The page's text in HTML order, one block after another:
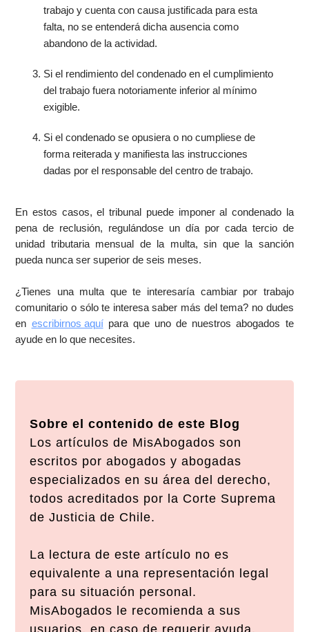
trabajo y cuenta con causa justificada para esta
falta, no se entenderá dicha ausencia como
abandono de la actividad.
Si el rendimiento del condenado en el cumplimiento
del trabajo fuera notoriamente inferior al mínimo
exigible.
Si el condenado se opusiera o no cumpliese de
forma reiterada y manifiesta las instrucciones
dadas por el responsable del centro de trabajo.
En estos casos, el tribunal puede imponer al condenado la
pena de reclusión, regulándose un día por cada tercio de
unidad tributaria mensual de la multa, sin que la sanción
pueda nunca ser superior de seis meses.
¿Tienes una multa que te interesaría cambiar por trabajo
comunitario o sólo te interesa saber más del tema? no dudes
en escribirnos aquípara que uno de nuestros abogados te
ayude en lo que necesites.
Sobre el contenido de este Blog
Los artículos de MisAbogados son
escritos por abogados y abogadas
especializados en su área del derecho,
todos acreditados por la Corte Suprema
de Justicia de Chile.
La lectura de este artículo no es
equivalente a una representación legal
para su situación personal.
MisAbogados le recomienda a sus
usuarios, en caso de requerir ayuda,